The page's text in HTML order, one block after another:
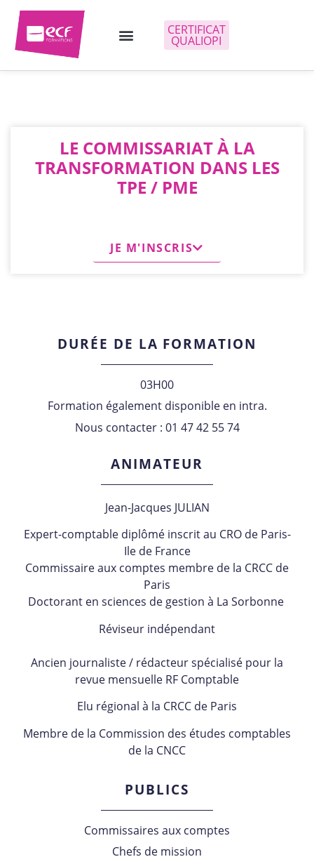
CERTIFICAT
QUALIOPI
LE COMMISSARIAT À LA
TRANSFORMATION DANS LES
TPE / PME
JE M'INSCRIS
DURÉE DE LA FORMATION
03H00
Formation également disponible en intra.
Nous contacter : 01 47 42 55 74
ANIMATEUR
Jean-Jacques JULIAN
Expert-comptable diplômé inscrit au CRO de Paris-
Ile de France
Commissaire aux comptes membre de la CRCC de
Paris
Doctorant en sciences de gestion à La Sorbonne
Réviseur indépendant
Ancien journaliste / rédacteur spécialisé pour la
revue mensuelle RF Comptable
Elu régional à la CRCC de Paris
Membre de la Commission des études comptables
de la CNCC
PUBLICS
Commissaires aux comptes
Chefs de mission